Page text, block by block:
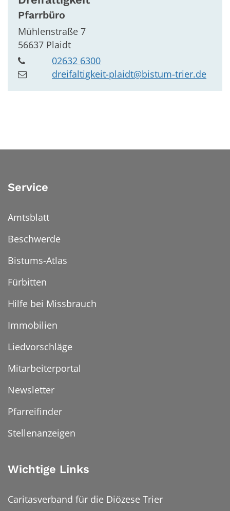
Pfarrbüro
Mühlenstraße 7
56637 Plaidt
02632 6300
dreifaltigkeit-plaidt@bistum-trier.de
Service
Amtsblatt
Beschwerde
Bistums-Atlas
Fürbitten
Hilfe bei Missbrauch
Immobilien
Liedvorschläge
Mitarbeiterportal
Newsletter
Pfarreifinder
Stellenanzeigen
Wichtige Links
Caritasverband für die Diözese Trier